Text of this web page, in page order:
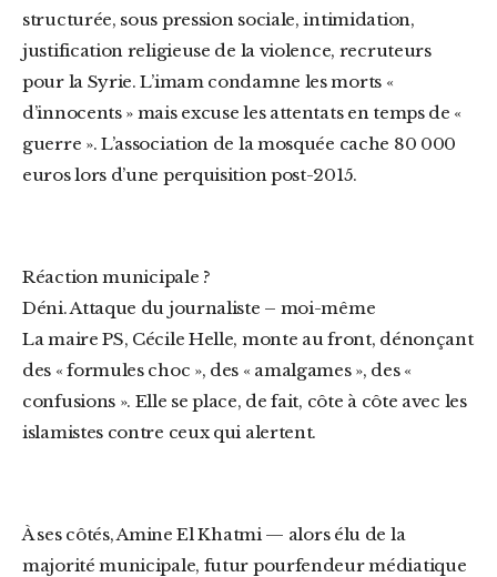
structurée, sous pression sociale, intimidation,
justification religieuse de la violence, recruteurs
pour la Syrie. L’imam condamne les morts «
d’innocents » mais excuse les attentats en temps de «
guerre ». L’association de la mosquée cache 80 000
euros lors d’une perquisition post-2015.
Réaction municipale ?
Déni. Attaque du journaliste – moi-même
La maire PS, Cécile Helle, monte au front, dénonçant
des « formules choc », des « amalgames », des «
confusions ». Elle se place, de fait, côte à côte avec les
islamistes contre ceux qui alertent.
À ses côtés, Amine El Khatmi — alors élu de la
majorité municipale, futur pourfendeur médiatique